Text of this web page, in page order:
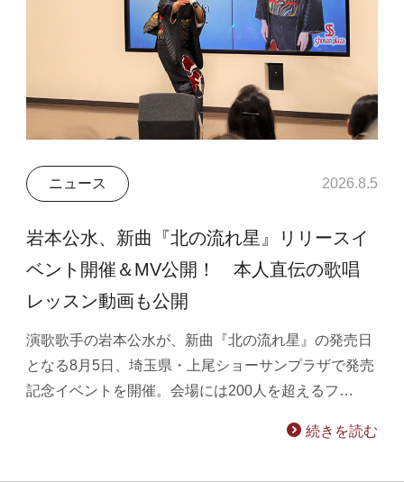
ニュース 2026.8.5
岩本公水、新曲『北の流れ星』リリースイ
ベント開催＆MV公開！ 本人直伝の歌唱
レッスン動画も公開
演歌歌手の岩本公水が、新曲『北の流れ星』の発売日
となる8月5日、埼玉県・上尾ショーサンプラザで発売
記念イベントを開催。会場には200人を超えるフ…
続きを読む